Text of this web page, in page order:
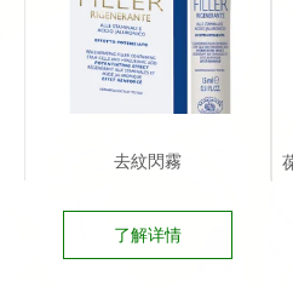
去紋閃霧
了解详情